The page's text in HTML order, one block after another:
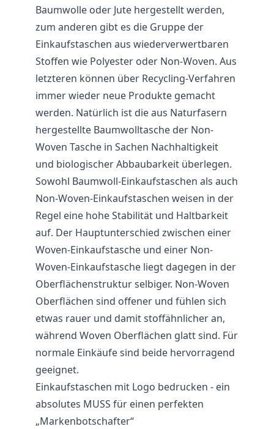
Baumwolle oder Jute hergestellt werden,
zum anderen gibt es die Gruppe der
Einkaufstaschen aus wiederverwertbaren
Stoffen wie Polyester oder Non-Woven. Aus
letzteren können über Recycling-Verfahren
immer wieder neue Produkte gemacht
werden. Natürlich ist die aus Naturfasern
hergestellte Baumwolltasche der Non-
Woven Tasche in Sachen Nachhaltigkeit
und biologischer Abbaubarkeit überlegen.
Sowohl Baumwoll-Einkaufstaschen als auch
Non-Woven-Einkaufstaschen weisen in der
Regel eine hohe Stabilität und Haltbarkeit
auf. Der Hauptunterschied zwischen einer
Woven-Einkaufstasche und einer Non-
Woven-Einkaufstasche liegt dagegen in der
Oberflächenstruktur selbiger. Non-Woven
Oberflächen sind offener und fühlen sich
etwas rauer und damit stoffähnlicher an,
während Woven Oberflächen glatt sind. Für
normale Einkäufe sind beide hervorragend
geeignet.
Einkaufstaschen mit Logo bedrucken - ein
absolutes MUSS für einen perfekten
„Markenbotschafter“